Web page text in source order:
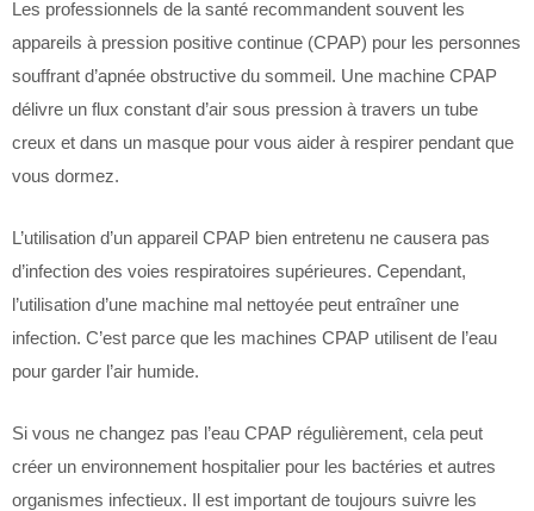
Les professionnels de la santé recommandent souvent les
appareils à pression positive continue (CPAP) pour les personnes
souffrant d’apnée obstructive du sommeil. Une machine CPAP
délivre un flux constant d’air sous pression à travers un tube
creux et dans un masque pour vous aider à respirer pendant que
vous dormez.
L’utilisation d’un appareil CPAP bien entretenu ne causera pas
d’infection des voies respiratoires supérieures. Cependant,
l’utilisation d’une machine mal nettoyée peut entraîner une
infection. C’est parce que les machines CPAP utilisent de l’eau
pour garder l’air humide.
Si vous ne changez pas l’eau CPAP régulièrement, cela peut
créer un environnement hospitalier pour les bactéries et autres
organismes infectieux. Il est important de toujours suivre les